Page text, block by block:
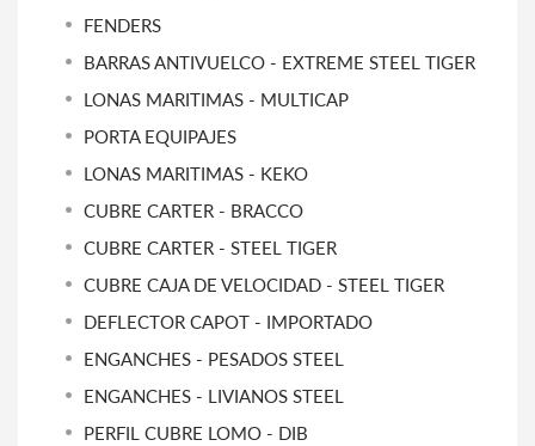
FENDERS
BARRAS ANTIVUELCO - EXTREME STEEL TIGER
LONAS MARITIMAS - MULTICAP
PORTA EQUIPAJES
LONAS MARITIMAS - KEKO
CUBRE CARTER - BRACCO
CUBRE CARTER - STEEL TIGER
CUBRE CAJA DE VELOCIDAD - STEEL TIGER
DEFLECTOR CAPOT - IMPORTADO
ENGANCHES - PESADOS STEEL
ENGANCHES - LIVIANOS STEEL
PERFIL CUBRE LOMO - DIB